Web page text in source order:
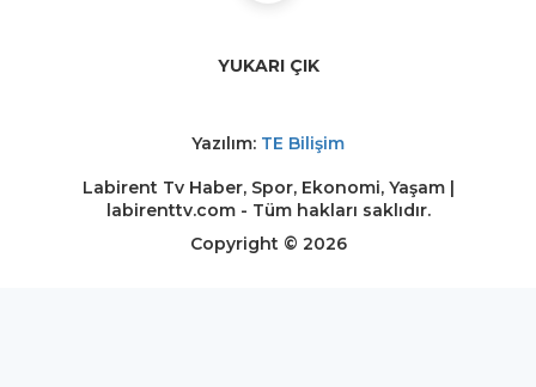
YUKARI ÇIK
Yazılım: TE Bilişim
Labirent Tv Haber, Spor, Ekonomi, Yaşam |
labirenttv.com - Tüm hakları saklıdır.
Copyright © 2026